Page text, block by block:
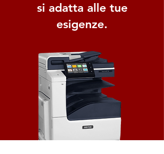
si adatta alle tue
esigenze.